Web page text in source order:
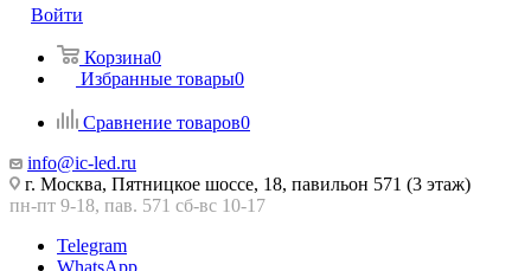
Войти
Корзина0
Избранные товары0
Сравнение товаров0
info@ic-led.ru
г. Москва, Пятницкое шоссе, 18, павильон 571 (3 этаж)
пн-пт 9-18, пав. 571 сб-вс 10-17
Telegram
WhatsApp